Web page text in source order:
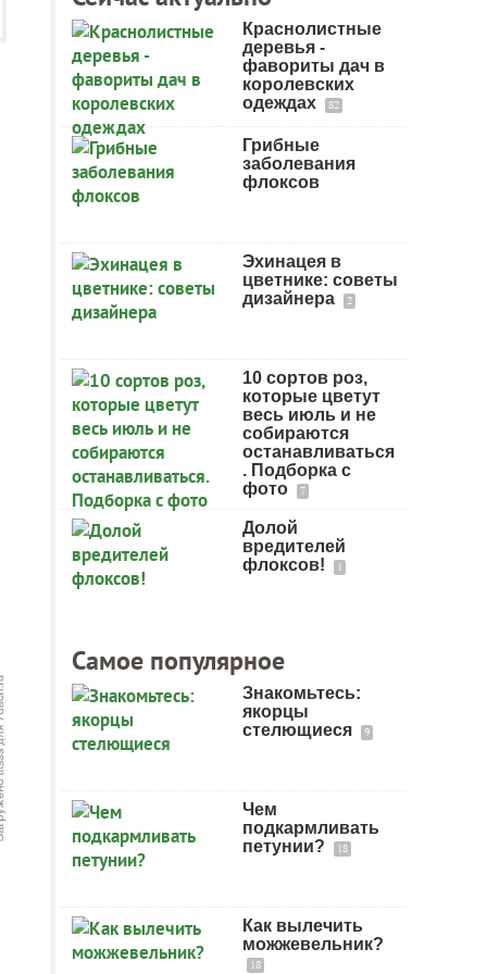
Краснолистные
деревья -
фавориты дач в
королевских
одеждах
82
Грибные
заболевания
флоксов
Эхинацея в
цветнике: советы
дизайнера
2
10 сортов роз,
которые цветут
весь июль и не
собираются
останавливаться
. Подборка с
фото
7
Долой
вредителей
флоксов!
1
Самое популярное
Знакомьтесь:
якорцы
стелющиеся
9
Чем
подкармливать
петунии?
18
Как вылечить
можжевельник?
18